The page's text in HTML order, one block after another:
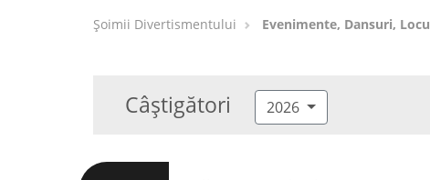
Şoimii Divertismentului Evenimente, Dansuri,
Câștigători 2026